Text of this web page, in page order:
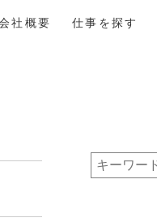
社概要 仕事を探す